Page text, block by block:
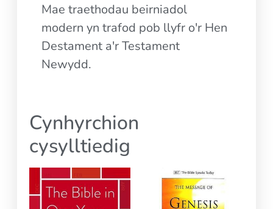
Mae traethodau beirniadol
modern yn trafod pob llyfr o'r Hen
Destament a'r Testament
Newydd.
Cynhyrchion
cysylltiedig